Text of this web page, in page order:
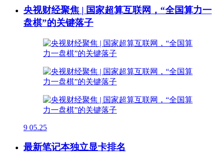
央视财经聚焦 | 国家超算互联网，“全国算力一
盘棋”的关键落子
9 05.25
最新笔记本独立显卡排名